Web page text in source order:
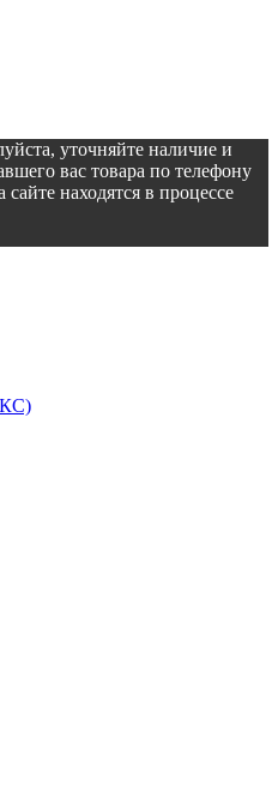
уточняйте наличие и
вас товара по телефону
находятся в процессе